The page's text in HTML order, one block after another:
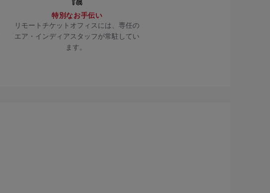
特別なお手伝い
リモートチケットオフィスには、専任の
エア・インディアスタッフが常駐してい
ます。